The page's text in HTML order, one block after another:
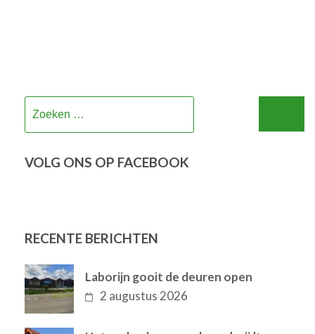
VOLG ONS OP FACEBOOK
RECENTE BERICHTEN
Laborijn gooit de deuren open
2 augustus 2026